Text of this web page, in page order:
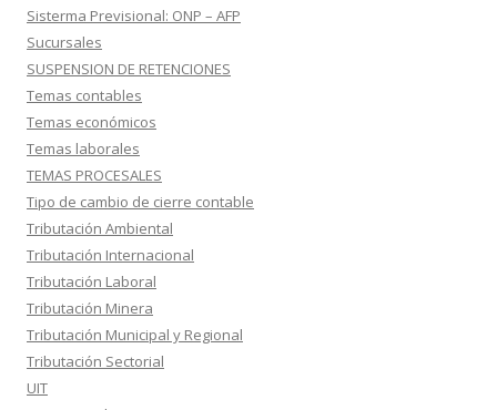
Sisterma Previsional: ONP – AFP
Sucursales
SUSPENSION DE RETENCIONES
Temas contables
Temas económicos
Temas laborales
TEMAS PROCESALES
Tipo de cambio de cierre contable
Tributación Ambiental
Tributación Internacional
Tributación Laboral
Tributación Minera
Tributación Municipal y Regional
Tributación Sectorial
UIT